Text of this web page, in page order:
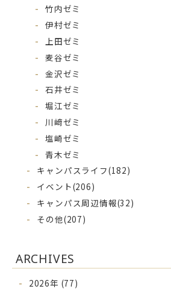
竹内ゼミ
伊村ゼミ
上田ゼミ
麦谷ゼミ
金沢ゼミ
石井ゼミ
堀江ゼミ
川﨑ゼミ
塩崎ゼミ
青木ゼミ
キャンパスライフ(182)
イベント(206)
キャンパス周辺情報(32)
その他(207)
ARCHIVES
2026年 (77)